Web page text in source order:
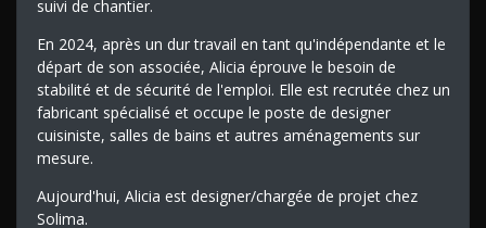
suivi de chantier.
En 2024, après un dur travail en tant qu'indépendante et le
départ de son associée, Alicia éprouve le besoin de
stabilité et de sécurité de l'emploi. Elle est recrutée chez un
fabricant spécialisé et occupe le poste de designer
cuisiniste, salles de bains et autres aménagements sur
mesure.
Aujourd'hui, Alicia est designer/chargée de projet chez
Solima.